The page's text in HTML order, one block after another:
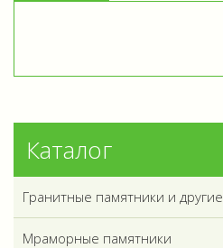
Каталог
Гранитные памятники и
Мраморные памятники